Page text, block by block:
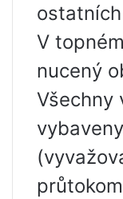
V
nucený
Všechny